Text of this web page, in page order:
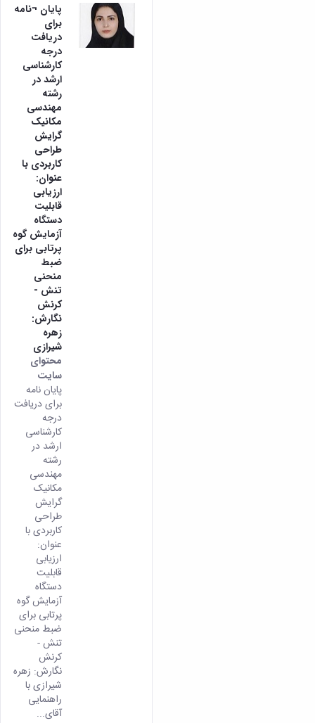
پایان ¬نامه
برای
دریافت
درجه
کارشناسی
ارشد در
رشته
مهندسی
مکانیک
گرایش
طراحی
کاربردی با
عنوان:
ارزیابی
قابلیت
دستگاه
آزمایش گوه
پرتابی برای
ضبط
منحنی
تنش -
کرنش
نگارش:
زهره
شیرازی
محتوای
سایت
پایان ­نامه
برای دریافت
درجه
کارشناسی
ارشد در
رشته
مهندسی
مکانیک
گرایش
طراحی
کاربردی با
عنوان:
ارزیابی
قابلیت
دستگاه
آزمایش گوه
پرتابی برای
ضبط منحنی
تنش -
کرنش
نگارش: زهره
شیرازی با
راهنمایی
آقای...